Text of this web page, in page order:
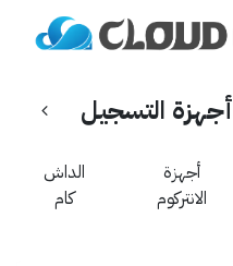
أجهزة التسجيل
الداش
كام
أجهزة
الانتركوم